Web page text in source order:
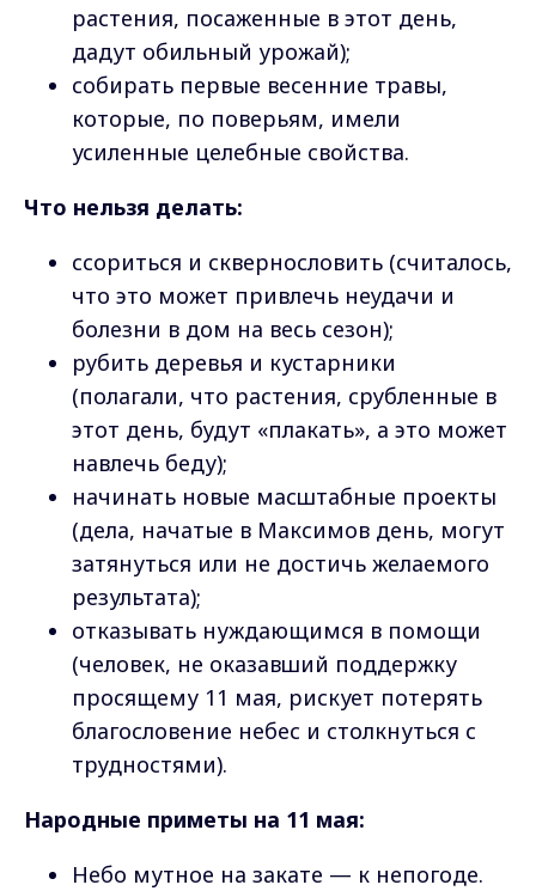
растения, посаженные в этот день,
дадут обильный урожай);
собирать первые весенние травы,
которые, по поверьям, имели
усиленные целебные свойства.
Что нельзя делать:
ссориться и сквернословить (считалось,
что это может привлечь неудачи и
болезни в дом на весь сезон);
рубить деревья и кустарники
(полагали, что растения, срубленные в
этот день, будут «плакать», а это может
навлечь беду);
начинать новые масштабные проекты
(дела, начатые в Максимов день, могут
затянуться или не достичь желаемого
результата);
отказывать нуждающимся в помощи
(человек, не оказавший поддержку
просящему 11 мая, рискует потерять
благословение небес и столкнуться с
трудностями).
Народные приметы на 11 мая:
Небо мутное на закате — к непогоде.